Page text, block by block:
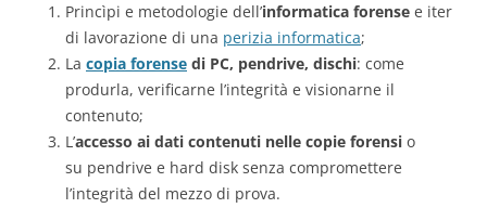
Princìpi e metodologie dell’informatica forense e iter
di lavorazione di una perizia informatica;
La copia forense di PC, pendrive, dischi: come
produrla, verificarne l’integrità e visionarne il
contenuto;
L’accesso ai dati contenuti nelle copie forensi o
su pendrive e hard disk senza compromettere
l’integrità del mezzo di prova.